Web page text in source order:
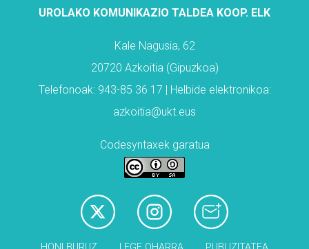
UROLAKO KOMUNIKAZIO TALDEA KOOP. ELK
Kale Nagusia, 62
20720 Azkoitia (Gipuzkoa)
Telefonoak: 943-85 36 17 | Helbide elektronikoa:
azkoitia@ukt.eus
Codesyntaxek garatua